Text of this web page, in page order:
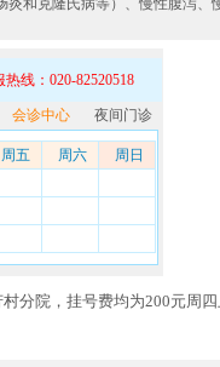
炎和克隆氏病等）、慢性腹泻
热线：020-82520518
会诊中心 夜间门诊
周五 周六
周日
分院，挂号费均为200元周四